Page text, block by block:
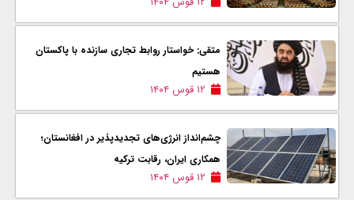
متقی: خواستار روابط تجاری سازنده با پاکستان
هستیم
۱۲ قوس ۱۴۰۴
چشم‌انداز انرژی‌های تجدیدپذیر در افغانستان؛
همکاری ایران، رقابت ترکیه
۱۲ قوس ۱۴۰۴